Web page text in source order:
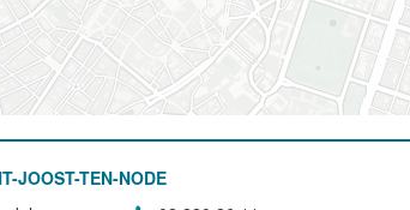
JOOST-TEN-NODE